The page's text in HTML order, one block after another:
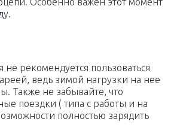
рекомендуется пользоваться
ведь зимой нагрузки на нее
Также не забывайте, что
поездки ( типа с работы и на
полностью зарядить